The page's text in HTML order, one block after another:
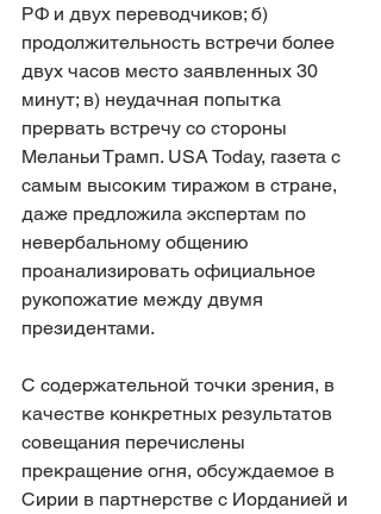
РФ и двух переводчиков; б)
продолжительность встречи более
двух часов место заявленных 30
минут; в) неудачная попытка
прервать встречу со стороны
Меланьи Трамп. USA Today, газета с
самым высоким тиражом в стране,
даже предложила экспертам по
невербальному общению
проанализировать официальное
рукопожатие между двумя
президентами.
С содержательной точки зрения, в
качестве конкретных результатов
совещания перечислены
прекращение огня, обсуждаемое в
Сирии в партнерстве с Иорданией и